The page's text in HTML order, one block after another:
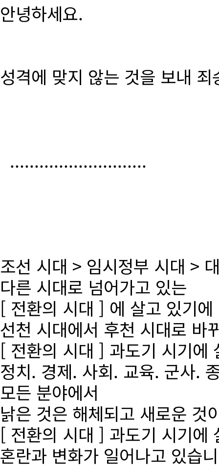
안녕하세요.
성격에 맞지 않는 것을 보내
............................
조선 시대 > 임시정부 시대 >
다른 시대로 넘어가고 있는
[ 전환의 시대 ] 에 살고 있기에
선천 시대에서 후천 시대로 바
[ 전환의 시대 ] 과도기 시기에
정치. 경제. 사회. 교육. 군사.
모든 분야에서
낡은 것은 해체되고 새로운 것
[ 전환의 시대 ] 과도기 시기에
혼란과 변화가 일어나고 있습